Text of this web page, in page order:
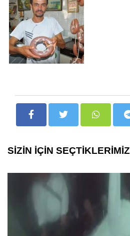
SİZİN İÇİN SEÇTİKLERİMİZ